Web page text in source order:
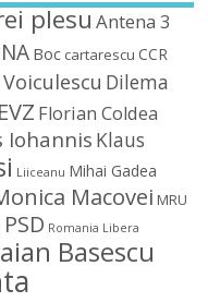
plesuAntena 3
Boc cartarescu CCR
Dilema
EVZ Florian Coldea
Iohannis Klaus
Liiceanu Mihai Gadea
Macovei MRU
PSD Romania Libera
Basescu